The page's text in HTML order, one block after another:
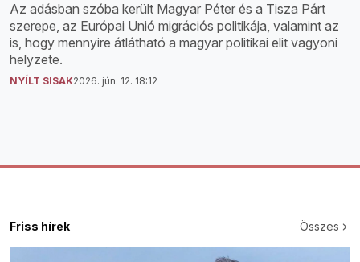
Az adásban szóba került Magyar Péter és a Tisza Párt
szerepe, az Európai Unió migrációs politikája, valamint az
is, hogy mennyire átlátható a magyar politikai elit vagyoni
helyzete.
NYÍLT SISAK2026. jún. 12. 18:12
Friss hírek Összes